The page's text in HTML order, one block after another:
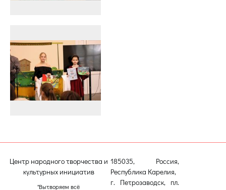
Центр народного творчества и
культурных инициатив
"Вытворяем всё
185035, Россия,
Республика Карелия,
г. Петрозаводск, пл.